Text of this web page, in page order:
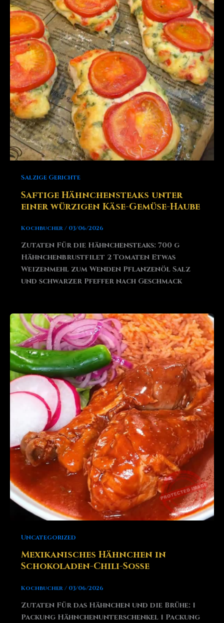
Salzige Gerichte
Saftige Hähnchensteaks unter
einer würzigen Käse-Gemüse-Haube
Kochbucher/ 03/06/2026
Zutaten Für die Hähnchensteaks: 700 g
Hähnchenbrustfilet 2 Tomaten Etwas
Weizenmehl zum Wenden Pflanzenöl Salz
und schwarzer Pfeffer nach Geschmack
Uncategorized
Mexikanisches Hähnchen in
Schokoladen-Chili-Soße
Kochbucher/ 03/06/2026
Zutaten Für das Hähnchen und die Brühe: 1
Packung Hähnchenunterschenkel 1 Packung